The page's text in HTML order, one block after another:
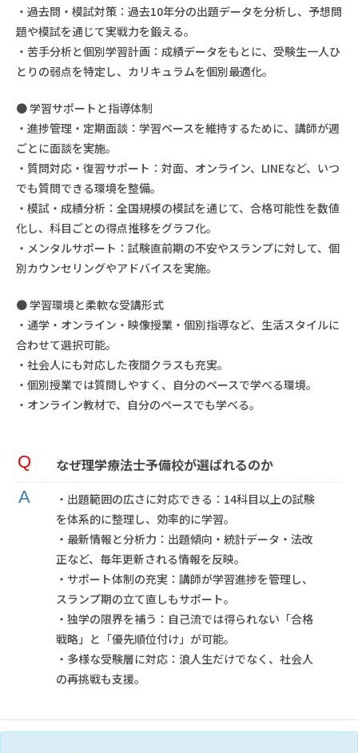
・過去問・模試対策：過去10年分の出題データを分析し、予想問
題や模試を通じて実戦力を鍛える。
・苦手分析と個別学習計画：成績データをもとに、受験生一人ひ
とりの弱点を特定し、カリキュラムを個別最適化。
● 学習サポートと指導体制
・進捗管理・定期面談：学習ペースを維持するために、講師が週
ごとに面談を実施。
・質問対応・復習サポート：対面、オンライン、LINEなど、いつ
でも質問できる環境を整備。
・模試・成績分析：全国規模の模試を通じて、合格可能性を数値
化し、科目ごとの得点推移をグラフ化。
・メンタルサポート：試験直前期の不安やスランプに対して、個
別カウンセリングやアドバイスを実施。
● 学習環境と柔軟な受講形式
・通学・オンライン・映像授業・個別指導など、生活スタイルに
合わせて選択可能。
・社会人にも対応した夜間クラスも充実。
・個別授業では質問しやすく、自分のペースで学べる環境。
・オンライン教材で、自分のペースでも学べる。
なぜ理学療法士予備校が選ばれるのか
・出題範囲の広さに対応できる：14科目以上の試験
を体系的に整理し、効率的に学習。
・最新情報と分析力：出題傾向・統計データ・法改
正など、毎年更新される情報を反映。
・サポート体制の充実：講師が学習進捗を管理し、
スランプ期の立て直しもサポート。
・独学の限界を補う：自己流では得られない「合格
戦略」と「優先順位付け」が可能。
・多様な受験層に対応：浪人生だけでなく、社会人
の再挑戦も支援。